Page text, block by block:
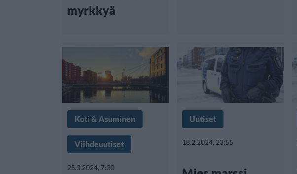
myrkkyä
Koti & Asuminen
Viihdeuutiset
25.3.2024, 7:30
Uutiset
18.2.2024, 23:55